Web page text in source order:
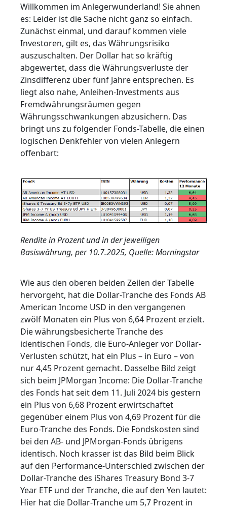
Willkommen im Anlegerwunderland! Sie ahnen
es: Leider ist die Sache nicht ganz so einfach.
Zunächst einmal, und darauf kommen viele
Investoren, gilt es, das Währungsrisiko
auszuschalten. Der Dollar hat so kräftig
abgewertet, dass die Währungsverluste der
Zinsdifferenz über fünf Jahre entsprechen. Es
liegt also nahe, Anleihen-Investments aus
Fremdwährungsräumen gegen
Währungsschwankungen abzusichern. Das
bringt uns zu folgender Fonds-Tabelle, die einen
logischen Denkfehler von vielen Anlegern
offenbart:
Rendite in Prozent und in der jeweiligen
Basiswährung, per 10.7.2025, Quelle: Morningstar
Wie aus den oberen beiden Zeilen der Tabelle
hervorgeht, hat die Dollar-Tranche des Fonds AB
American Income USD in den vergangenen
zwölf Monaten ein Plus von 6,64 Prozent erzielt.
Die währungsbesicherte Tranche des
identischen Fonds, die Euro-Anleger vor Dollar-
Verlusten schützt, hat ein Plus – in Euro – von
nur 4,45 Prozent gemacht. Dasselbe Bild zeigt
sich beim JPMorgan Income: Die Dollar-Tranche
des Fonds hat seit dem 11. Juli 2024 bis gestern
ein Plus von 6,68 Prozent erwirtschaftet
gegenüber einem Plus von 4,69 Prozent für die
Euro-Tranche des Fonds. Die Fondskosten sind
bei den AB- und JPMorgan-Fonds übrigens
identisch. Noch krasser ist das Bild beim Blick
auf den Performance-Unterschied zwischen der
Dollar-Tranche des iShares Treasury Bond 3-7
Year ETF und der Tranche, die auf den Yen lautet:
Hier hat die Dollar-Tranche um 5,7 Prozent in